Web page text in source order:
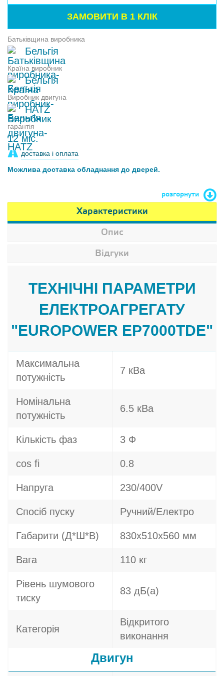
Батьківщина виробника
Бельгія
Країна виробник
Бельгія
Виробник двигуна
HATZ
гарантія
12 міс.
доставка і оплата
Можлива доставка обладнання до дверей.
розгорнути
Характеристики
Опис
Відгуки
ТЕХНІЧНІ ПАРАМЕТРИ
ЕЛЕКТРОАГРЕГАТУ
"EUROPOWER EP7000TDE"
Максимальна
потужність
7 кВа
Номінальна
потужність
6.5 кВа
Кількість фаз 3 Ф
cos fi 0.8
Напруга 230/400V
Спосіб пуску Ручний/Електро
Габарити (Д*Ш*В) 830х510х560 мм
Вага 110 кг
Рівень шумового
тиску
83 дБ(а)
Категорія
Відкритого
виконання
Двигун